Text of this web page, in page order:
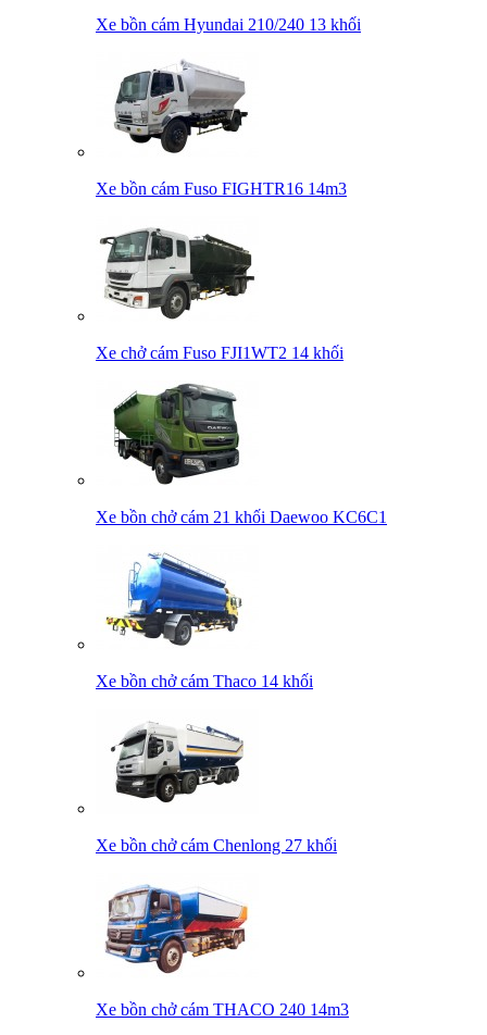
Xe bồn cám Hyundai 210/240 13 khối
Xe bồn cám Fuso FIGHTR16 14m3
Xe chở cám Fuso FJI1WT2 14 khối
Xe bồn chở cám 21 khối Daewoo KC6C1
Xe bồn chở cám Thaco 14 khối
Xe bồn chở cám Chenlong 27 khối
Xe bồn chở cám THACO 240 14m3